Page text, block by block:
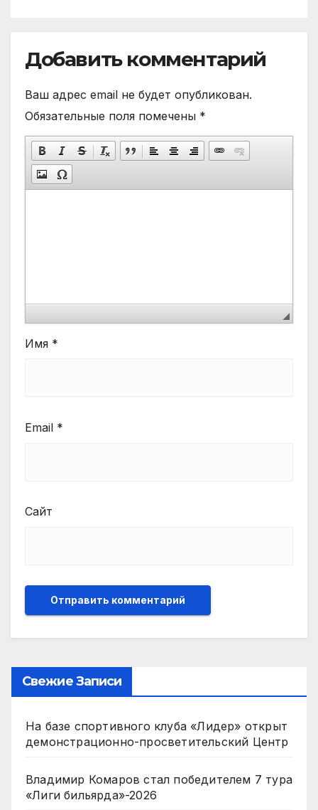
Добавить комментарий
Ваш адрес email не будет опубликован.
Обязательные поля помечены *
Имя *
Email *
Сайт
Свежие Записи
На базе спортивного клуба «Лидер» открыт
демонстрационно-просветительский Центр
Владимир Комаров стал победителем 7 тура
«Лиги бильярда»-2026